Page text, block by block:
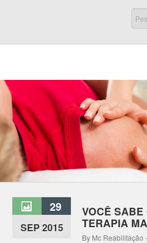
29
SEP 2015
VOCÊ SABE
TERAPIA
By Mc